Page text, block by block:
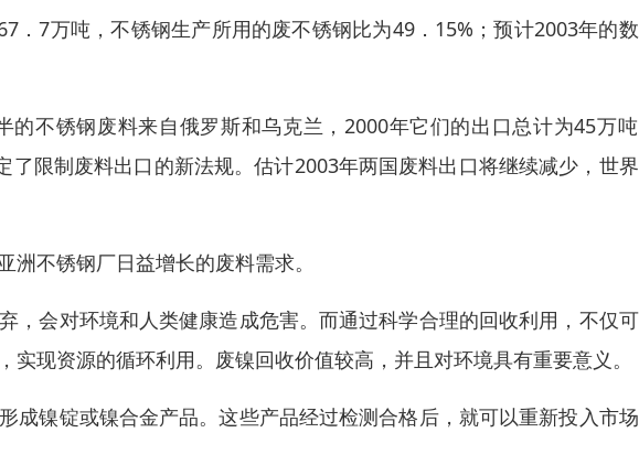
．7万吨，不锈钢生产所用的废不锈钢比为49．15%；预计2003年的
的不锈钢废料来自俄罗斯和乌克兰，2000年它们的出口总计为45万
限制废料出口的新法规。估计2003年两国废料出口将继续减少，世
不锈钢厂日益增长的废料需求。
，会对环境和人类健康造成危害。而通过科学合理的回收利用，不仅
现资源的循环利用。废镍回收价值较高，并且对环境具有重要意义。
成镍锭或镍合金产品。这些产品经过检测合格后，就可以重新投入市